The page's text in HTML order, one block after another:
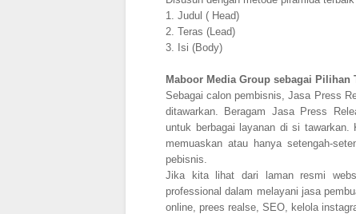
1.
Judul ( Head)
2. Teras (Lead)
3.
Isi (Body)
Maboor Media Group sebagai Pilihan
Sebagai calon pembisnis, Jasa Press
ditawarkan. Beragam Jasa Press
untuk berbagai layanan di si tawarkan.
memuaskan atau hanya setengah-
pebisnis.
Jika kita lihat dari laman resmi
professional dalam melayani jasa
online, prees realse, SEO, kelola